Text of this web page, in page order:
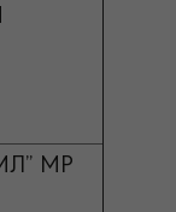
МР